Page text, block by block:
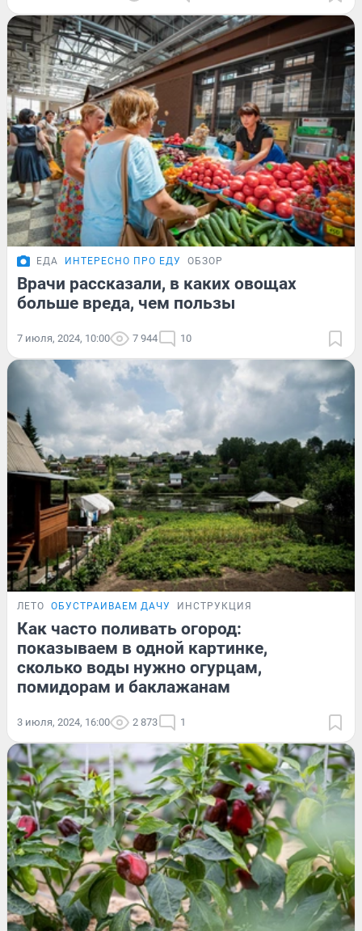
ЕДА ИНТЕРЕСНО ПРО ЕДУ ОБЗОР
Врачи рассказали, в каких овощах
больше вреда, чем пользы
7 июля, 2024, 10:00 7 944 10
ЛЕТО ОБУСТРАИВАЕМ ДАЧУ ИНСТРУКЦИЯ
Как часто поливать огород:
показываем в одной картинке,
сколько воды нужно огурцам,
помидорам и баклажанам
3 июля, 2024, 16:00 2 873 1